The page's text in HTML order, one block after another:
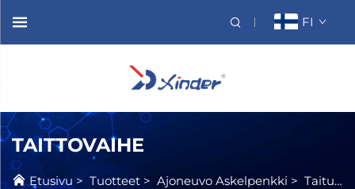
FI
TAITTOVAIHE
Etusivu > Tuotteet > Ajoneuvo Askelpenkki > Taituva Askelpenkki